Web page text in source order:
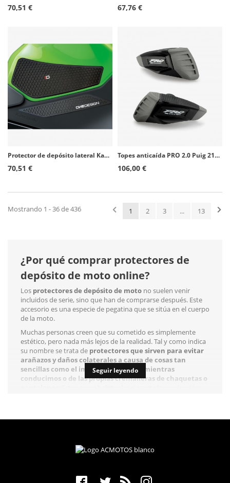
70,51 € 67,76 €
Protector de depósito lateral Kawasaki Ninja 400 (18-20) color Negro de Puig 20076N
70,51 €
Topes anticaída PRO 2.0 Puig 21730N para Yamaha MT-10 (16-26)
106,00 €
1 2 3 ... 13
Mostrando 1 - 36 de 436
¿Por qué comprar protectores de
depósito de moto online?
Los protectores de depósito de moto no suelen venir
incluidos de serie, sino que han de comprarse después. Este
accesorio es una especie de pegatina que se sitúa en el cuerpo
de la moto.
Muchas personas creen que su cometido es simplemente
estético, pero nada más lejos de la realidad. Tal y como indica
su nombre se trata de protectores que sirven para evitar
arañazos y daños colaterales a causa de cosas tan
sencillas como el impacto de piedras mientras
conducimos o de las propias cremalleras de chaquetas o
diferentes para adecuarse a todos los bolsillos y necesidades.
moto comprar
Seguir leyendo